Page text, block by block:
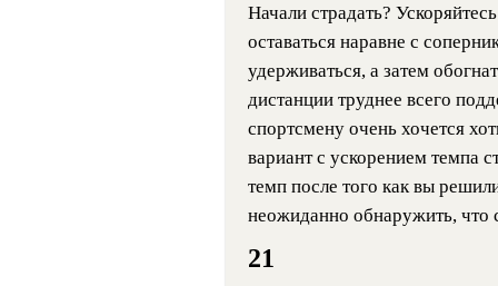
Начали страдать?
оставаться наравне с
удерживаться, а затем
дистанции труднее всего
спортсмену очень хочется
вариант с ускорением темпа
темп после того как вы
неожиданно обнаружить, что
21